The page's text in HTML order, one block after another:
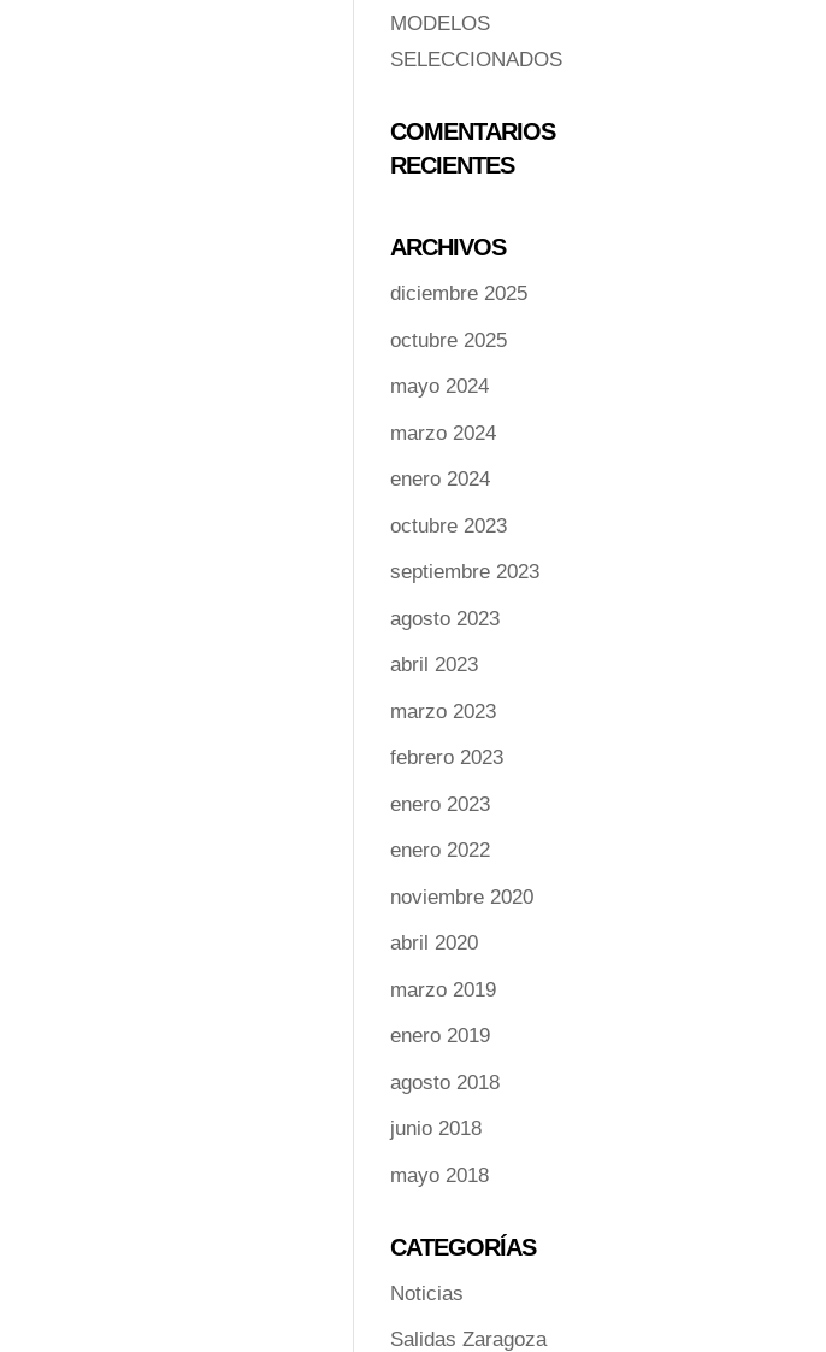
MODELOS
SELECCIONADOS
COMENTARIOS
RECIENTES
ARCHIVOS
diciembre 2025
octubre 2025
mayo 2024
marzo 2024
enero 2024
octubre 2023
septiembre 2023
agosto 2023
abril 2023
marzo 2023
febrero 2023
enero 2023
enero 2022
noviembre 2020
abril 2020
marzo 2019
enero 2019
agosto 2018
junio 2018
mayo 2018
CATEGORÍAS
Noticias
Salidas Zaragoza